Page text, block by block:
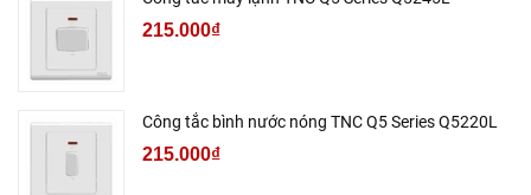
215.000₫
Công tắc bình nước nóng TNC Q5 Series Q5220L
215.000₫